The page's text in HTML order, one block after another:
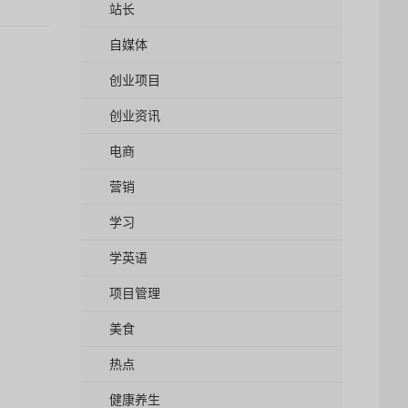
站长
自媒体
创业项目
创业资讯
电商
营销
学习
学英语
项目管理
美食
热点
健康养生